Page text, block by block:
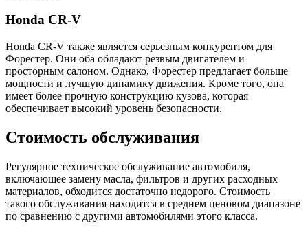
Honda CR-V
Honda CR-V также является серьезным конкурентом для
Форестер. Они оба обладают резвым двигателем и
просторным салоном. Однако, Форестер предлагает больше
мощности и лучшую динамику движения. Кроме того, она
имеет более прочную конструкцию кузова, которая
обеспечивает высокий уровень безопасности.
Стоимость обслуживания
Регулярное техническое обслуживание автомобиля,
включающее замену масла, фильтров и других расходных
материалов, обходится достаточно недорого. Стоимость
такого обслуживания находится в среднем ценовом диапазоне
по сравнению с другими автомобилями этого класса.